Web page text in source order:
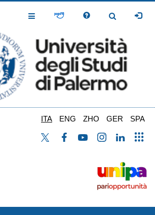
Toggle
Toggle
ITA ENG ZHO GER SPA